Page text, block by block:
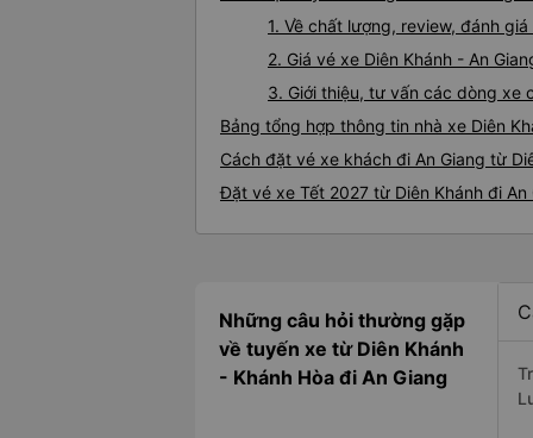
1. Về chất lượng, review, đánh
2. Giá vé xe Diên Khánh - An
3. Giới thiệu, tư vấn các dòng xe
Bảng tổng hợp thông tin nhà xe Diên
Cách đặt vé xe khách đi An Giang từ
Đặt vé xe Tết 2027 từ Diên Khánh đi An
Những câu hỏi thường gặp
về tuyến xe từ Diên Khánh
- Khánh Hòa đi An Giang